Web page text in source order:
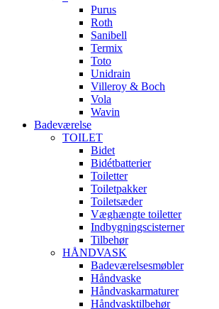
Purus
Roth
Sanibell
Termix
Toto
Unidrain
Villeroy & Boch
Vola
Wavin
Badeværelse
TOILET
Bidet
Bidétbatterier
Toiletter
Toiletpakker
Toiletsæder
Væghængte toiletter
Indbygningscisterner
Tilbehør
HÅNDVASK
Badeværelsesmøbler
Håndvaske
Håndvaskarmaturer
Håndvasktilbehør